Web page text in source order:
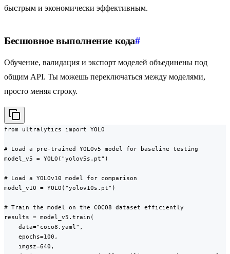
быстрым и экономически эффективным.
Бесшовное выполнение кода#
Обучение, валидация и экспорт моделей объединены под
общим API. Ты можешь переключаться между моделями,
просто меняя строку.
from ultralytics import YOLO
# Load a pre-trained YOLOv5 model for baseline testing
model_v5 = YOLO("yolov5s.pt")
# Load a YOLOv10 model for comparison
model_v10 = YOLO("yolov10s.pt")
# Train the model on the COCO8 dataset efficiently
results = model_v5.train(
    data="coco8.yaml",
    epochs=100,
    imgsz=640,